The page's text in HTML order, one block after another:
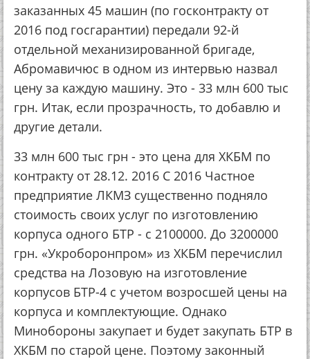
заказанных 45 машин (по госконтракту от
2016 под госгарантии) передали 92-й
отдельной механизированной бригаде,
Абромавичюс в одном из интервью назвал
цену за каждую машину. Это - 33 млн 600 тыс
грн. Итак, если прозрачность, то добавлю и
другие детали.
33 млн 600 тыс грн - это цена для ХКБМ по
контракту от 28.12. 2016 С 2016 Частное
предприятие ЛКМЗ существенно подняло
стоимость своих услуг по изготовлению
корпуса одного БТР - с 2100000. До 3200000
грн. «Укроборонпром» из ХКБМ перечислил
средства на Лозовую на изготовление
корпусов БТР-4 с учетом возросшей цены на
корпуса и комплектующие. Однако
Минобороны закупает и будет закупать БТР в
ХКБМ по старой цене. Поэтому законный